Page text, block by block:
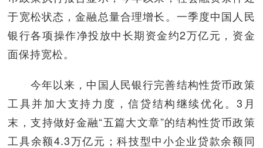
于宽松状态，金融总量合理增长。一季度中国人民
银行各项操作净投放中长期资金约2万亿元，资金
面保持宽松。
今年以来，中国人民银行完善结构性货币政策
工具并加大支持力度，信贷结构继续优化。3月
末，支持做好金融“五篇大文章”的结构性货币政策
工具余额4.3万亿元；科技型中小企业贷款余额同